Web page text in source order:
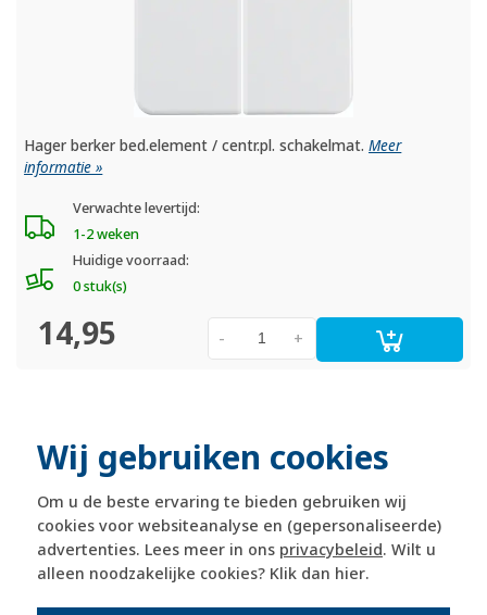
Wij gebruiken cookies
Om u de beste ervaring te bieden gebruiken wij
cookies voor websiteanalyse en (gepersonaliseerde)
advertenties. Lees meer in ons privacybeleid. Wilt u
alleen noodzakelijke cookies? Klik dan hier.
Hager berker bed.element / centr.pl. schakelmat.Meer
informatie »
Verwachte levertijd:
1-2 weken
Huidige voorraad:
0 stuk(s)
14,95 +
-
365 dagen retourrecht
veilig kopen met kopersbescherming